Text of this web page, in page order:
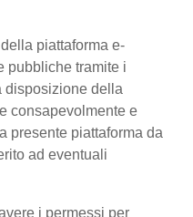
piattaforma e-
pubbliche tramite i
disposizione della
consapevolmente e
presente piattaforma da
ad eventuali
i permessi per